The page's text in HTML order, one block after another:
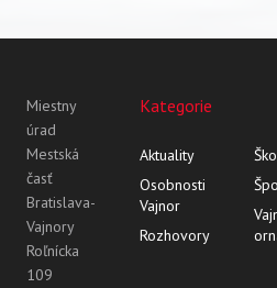
Miestny
úrad
Mestská
časť
Bratislava-
Vajnory
Roľnícka
109
Kategorie
Aktuality
Osobnosti
Vajnor
Rozhovory